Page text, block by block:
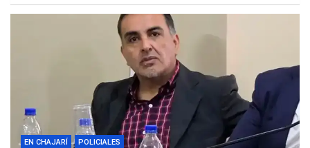
EN CHAJARÍ POLICIALES